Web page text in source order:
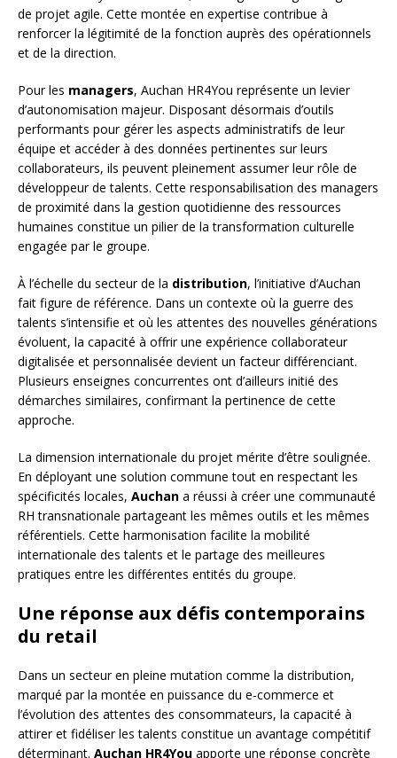
de projet agile. Cette montée en expertise contribue à
renforcer la légitimité de la fonction auprès des opérationnels
et de la direction.
Pour les managers, Auchan HR4You représente un levier
d’autonomisation majeur. Disposant désormais d’outils
performants pour gérer les aspects administratifs de leur
équipe et accéder à des données pertinentes sur leurs
collaborateurs, ils peuvent pleinement assumer leur rôle de
développeur de talents. Cette responsabilisation des managers
de proximité dans la gestion quotidienne des ressources
humaines constitue un pilier de la transformation culturelle
engagée par le groupe.
À l’échelle du secteur de la distribution, l’initiative d’Auchan
fait figure de référence. Dans un contexte où la guerre des
talents s’intensifie et où les attentes des nouvelles générations
évoluent, la capacité à offrir une expérience collaborateur
digitalisée et personnalisée devient un facteur différenciant.
Plusieurs enseignes concurrentes ont d’ailleurs initié des
démarches similaires, confirmant la pertinence de cette
approche.
La dimension internationale du projet mérite d’être soulignée.
En déployant une solution commune tout en respectant les
spécificités locales, Auchan a réussi à créer une communauté
RH transnationale partageant les mêmes outils et les mêmes
référentiels. Cette harmonisation facilite la mobilité
internationale des talents et le partage des meilleures
pratiques entre les différentes entités du groupe.
Une réponse aux défis contemporains
du retail
Dans un secteur en pleine mutation comme la distribution,
marqué par la montée en puissance du e-commerce et
l’évolution des attentes des consommateurs, la capacité à
attirer et fidéliser les talents constitue un avantage compétitif
déterminant. Auchan HR4You apporte une réponse concrète